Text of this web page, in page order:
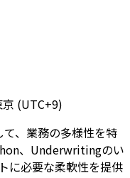
京 (UTC+9)
、業務の多様性を特
、Underwritingのい
に必要な柔軟性を提供